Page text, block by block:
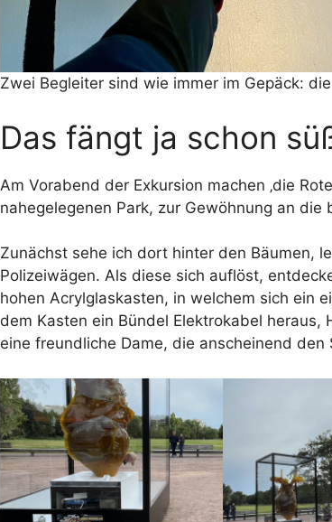
Zwei Begleiter sind wie immer im Gepäck:
Das fängt ja schon
Am Vorabend der Exkursion machen ‚die
nahegelegenen Park, zur Gewöhnung an
Zunächst sehe ich dort hinter den Bäumen,
Polizeiwägen. Als diese sich auflöst,
hohen Acrylglaskasten, in welchem sich ein
dem Kasten ein Bündel Elektrokabel
eine freundliche Dame, die anscheinend